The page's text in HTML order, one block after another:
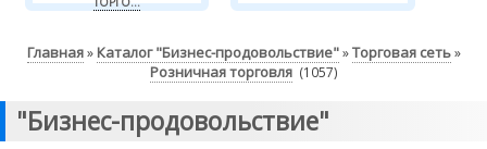
Главная» Каталог "Бизнес-продовольствие"»Торговая сеть»
Розничная торговля(1057)
"Бизнес-продовольствие"